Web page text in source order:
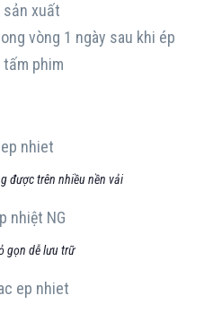
sản xuất
vòng 1 ngày sau khi ép
phim
được trên nhiều nền vải
gọn dễ lưu trữ